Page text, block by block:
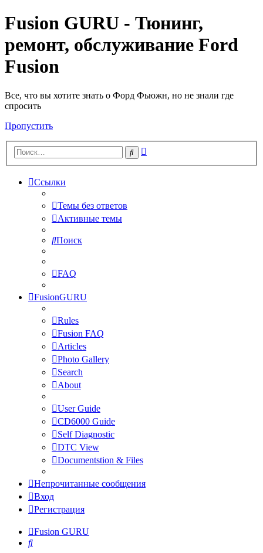
Fusion GURU - Тюнинг,
ремонт, обслуживание Ford
Fusion
Все, что вы хотите знать о Форд Фьюжн, но не знали где
спросить
Пропустить
Поиск
Ссылки
Темы без ответов
Активные темы
Поиск
FAQ
FusionGURU
Rules
Fusion FAQ
Articles
Photo Gallery
Search
About
User Guide
CD6000 Guide
Self Diagnostic
DTC View
Documentstion & Files
Непрочитанные сообщения
Вход
Регистрация
Fusion GURU
Поиск